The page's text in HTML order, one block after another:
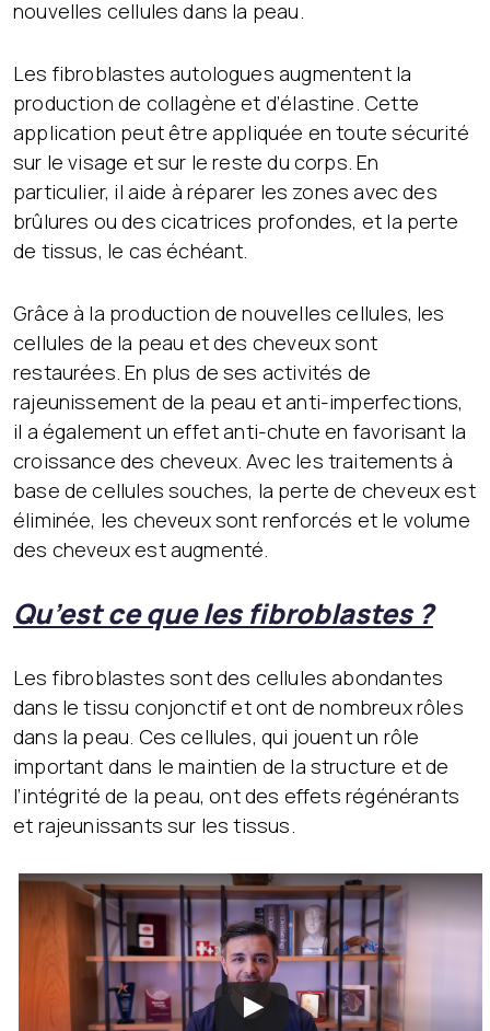
nouvelles cellules dans la peau.
Les fibroblastes autologues augmentent la
production de collagène et d’élastine. Cette
application peut être appliquée en toute sécurité
sur le visage et sur le reste du corps. En
particulier, il aide à réparer les zones avec des
brûlures ou des cicatrices profondes, et la perte
de tissus, le cas échéant.
Grâce à la production de nouvelles cellules, les
cellules de la peau et des cheveux sont
restaurées. En plus de ses activités de
rajeunissement de la peau et anti-imperfections,
il a également un effet anti-chute en favorisant la
croissance des cheveux. Avec les traitements à
base de cellules souches, la perte de cheveux est
éliminée, les cheveux sont renforcés et le volume
des cheveux est augmenté.
Qu’est ce que les fibroblastes ?
Les fibroblastes sont des cellules abondantes
dans le tissu conjonctif et ont de nombreux rôles
dans la peau. Ces cellules, qui jouent un rôle
important dans le maintien de la structure et de
l’intégrité de la peau, ont des effets régénérants
et rajeunissants sur les tissus.